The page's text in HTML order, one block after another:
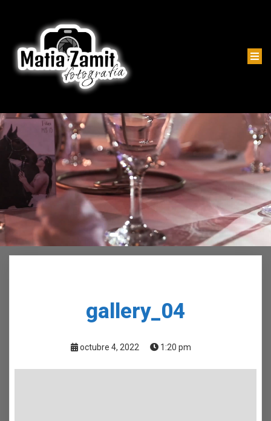
gallery_04
octubre 4, 2022 1:20 pm